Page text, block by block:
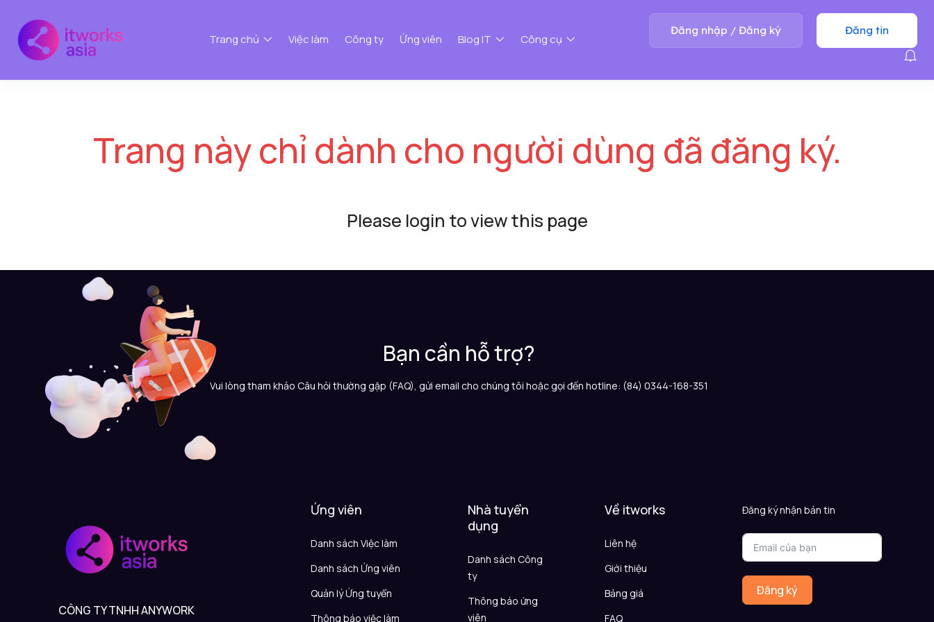
Trang chủ Việc làm Công ty Ứng viên Blog IT Công cụ
Đăng nhập / Đăng ký Đăng tin
Trang này chỉ dành cho người dùng đã đăng ký.
Please login to view this page
Bạn cần hỗ trợ?
Vui lòng tham khảo Câu hỏi thường gặp (FAQ), gửi email cho chúng tôi hoặc gọi đến hotline: (84) 0344-168-351
CÔNG TY TNHH ANYWORK
Ứng viên
Danh sách Việc làm
Danh sách Ứng viên
Quản lý Ứng tuyển
Thông báo việc làm
Nhà tuyển
dụng
Danh sách Công
ty
Thông báo ứng
viên
Về itworks
Liên hệ
Giới thiệu
Bảng giá
FAQ
Đăng ký nhận bản tin
Đăng ký